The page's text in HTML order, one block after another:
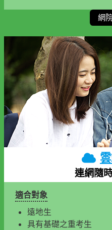
網
連網隨
適合對象
遠地生
具有基礎之重考生